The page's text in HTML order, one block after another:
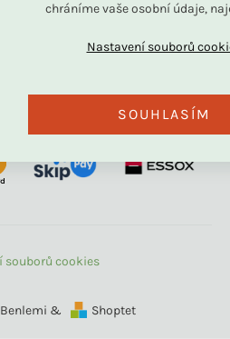
chráníme vaše osobní údaje,
SOUHLASÍM
Benlemi & Shoptet